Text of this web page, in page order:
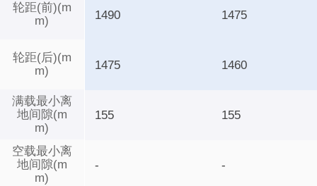
轮距(前)(m
m)
轮距(后)(m
m)
满载最小离
地间隙(m
m)
空载最小离
地间隙(m
m)
1490 1475
1475 1460
155 155
- -